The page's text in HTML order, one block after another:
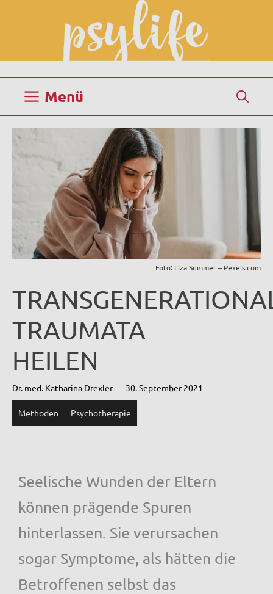
Menü
TRAUMATA
HEILEN
Dr. med. Katharina Drexler 30. September 2021
Methoden Psychotherapie
Foto: Liza Summer – Pexels.com
Seelische Wunden der Eltern
können prägende Spuren
hinterlassen. Sie verursachen
sogar Symptome, als hätten die
Betroffenen selbst das